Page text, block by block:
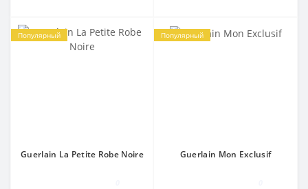
Популярный
Guerlain La Petite Robe Noire
Популярный
Guerlain Mon Exclusif